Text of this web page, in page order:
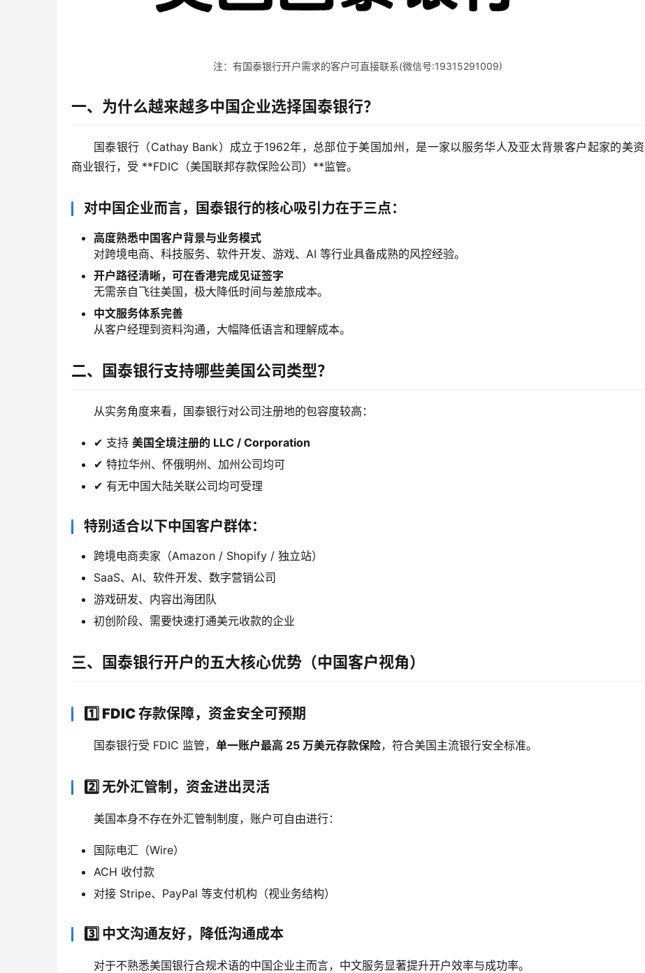
注：有国泰银行开户需求的客户可直接联系(微信号:19315291009)
一、为什么越来越多中国企业选择国泰银行？
国泰银行（Cathay Bank）成立于1962年，总部位于美国加州，是一家以服务华人及亚太背景客户起家的美资
商业银行，受 **FDIC（美国联邦存款保险公司）**监管。
对中国企业而言，国泰银行的核心吸引力在于三点：
高度熟悉中国客户背景与业务模式
对跨境电商、科技服务、软件开发、游戏、AI 等行业具备成熟的风控经验。
开户路径清晰，可在香港完成见证签字
无需亲自飞往美国，极大降低时间与差旅成本。
中文服务体系完善
从客户经理到资料沟通，大幅降低语言和理解成本。
二、国泰银行支持哪些美国公司类型？
从实务角度来看，国泰银行对公司注册地的包容度较高：
✔ 支持 美国全境注册的 LLC / Corporation
✔ 特拉华州、怀俄明州、加州公司均可
✔ 有无中国大陆关联公司均可受理
特别适合以下中国客户群体：
跨境电商卖家（Amazon / Shopify / 独立站）
SaaS、AI、软件开发、数字营销公司
游戏研发、内容出海团队
初创阶段、需要快速打通美元收款的企业
三、国泰银行开户的五大核心优势（中国客户视角）
1️⃣ FDIC 存款保障，资金安全可预期
国泰银行受 FDIC 监管， 单一账户最高 25 万美元存款保险，符合美国主流银行安全标准。
2️⃣ 无外汇管制，资金进出灵活
美国本身不存在外汇管制制度，账户可自由进行：
国际电汇（Wire）
ACH 收付款
对接 Stripe、PayPal 等支付机构（视业务结构）
3️⃣ 中文沟通友好，降低沟通成本
对于不熟悉美国银行合规术语的中国企业主而言，中文服务显著提升开户效率与成功率。